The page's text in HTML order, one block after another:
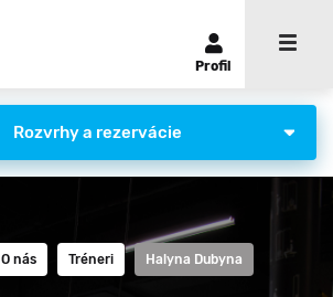
Profil
Rozvrhy a rezervácie
O nás Tréneri Halyna Dubyna